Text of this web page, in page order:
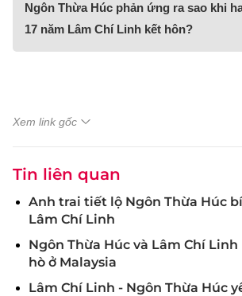
Ngôn Thừa Húc phản ứng ra sao khi
17 năm Lâm Chí Linh kết hôn?
Xem link gốc
Tin liên quan
Anh trai tiết lộ Ngôn Thừa Húc
Lâm Chí Linh
Ngôn Thừa Húc và Lâm Chí
hò ở Malaysia
Lâm Chí Linh - Ngôn Thừa Húc